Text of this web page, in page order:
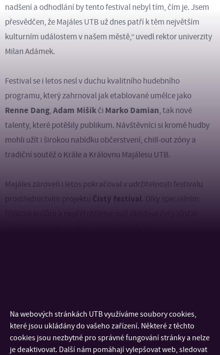
nadšení a odhodlání by tento festival nebyl tím, čím je. Jsem
přesvědčen, že Majáles UTB už dnes patří k těm největším
kulturním událostem v našem městě,“ uvedl rektor univerzity
Milan Adámek.
Festival se i letos nesl v duchu kvalitního hudebního
programu, který zahrnoval jak etablované umělce jako
Renne Dang,Adam Mišíkči Marko Damian, tak nové
talenty, které potěšily publikum. Návštěvníci si kromě hudby
mohli užít i širokou nabídku občerstvení, chill-out zóny a
tradiční soutěž o Krále a Královnu Majálesu UTB.
Majáles zároveň i letos pokračoval v udržitelnosti festivalu
prostřednictvím projektu Čistý festival. Díky speciálním
GALERIE
Na webových stránkách UTB využíváme soubory cookies,
které jsou ukládány do vašeho zařízení. Některé z těchto
cookies jsou nezbytné pro správné fungování stránky a nelze
je deaktivovat. Další nám pomáhají vylepšovat web, sledovat